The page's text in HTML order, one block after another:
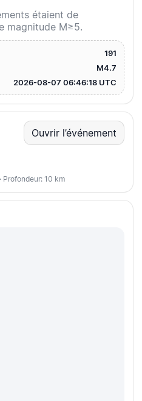
étaient de
magnitude M≥5.
191
M4.7
2026-08-07 06:46:18 UTC
Ouvrir l’événement
Profondeur: 10 km